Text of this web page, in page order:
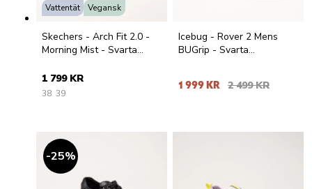
Vattentät Vegansk
Skechers - Arch Fit 2.0 -
Morning Mist - Svarta
sportskor
1 799 KR
38 39
Icebug - Rover 2 Mens
BUGrip - Svarta
1 999 KR 2 499 KR
25%